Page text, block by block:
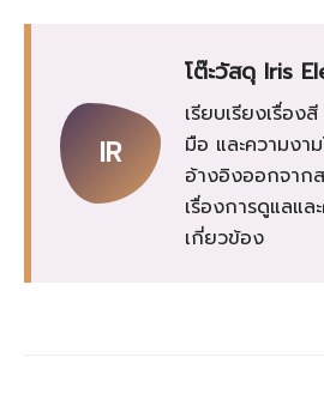
IR
โต๊ะวัสดุ Iris
เรียบเรียงเรื่อ
มือ และความง
อ้างอิงออกจาก
เรื่องการดูแลแ
เกี่ยวข้อง